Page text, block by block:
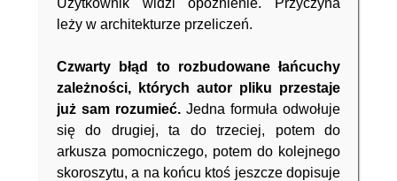
Użytkownik widzi opóźnienie. Przyczyna
leży w architekturze przeliczeń.
Czwarty błąd to rozbudowane łańcuchy
zależności, których autor pliku przestaje
już sam rozumieć. Jedna formuła odwołuje
się do drugiej, ta do trzeciej, potem do
arkusza pomocniczego, potem do kolejnego
skoroszytu, a na końcu ktoś jeszcze dopisuje